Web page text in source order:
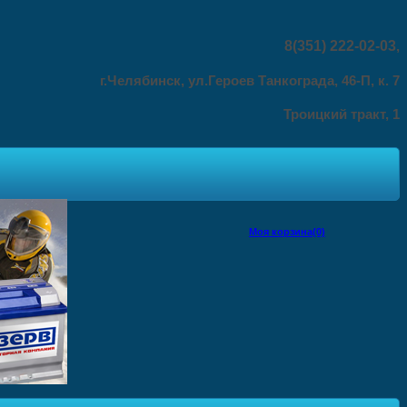
8(351) 222-02-03,
г.Челябинск, ул.Героев Танкограда, 46-П, к. 7
Троицкий тракт, 1
Моя корзина(0)